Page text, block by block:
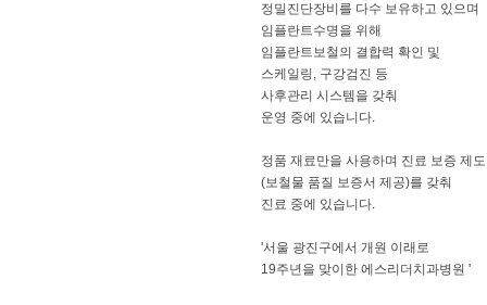
정밀진단장비를 다수 보유하고 있으며
임플란트수명을 위해
임플란트보철의 결합력 확인 및
스케일링, 구강검진 등
사후관리 시스템을 갖춰
운영 중에 있습니다.
정품 재료만을 사용하며 진료 보증 제도
(보철물 품질 보증서 제공)를 갖춰
진료 중에 있습니다.
'서울 광진구에서 개원 이래로
19주년을 맞이한 에스리더치과병원 '